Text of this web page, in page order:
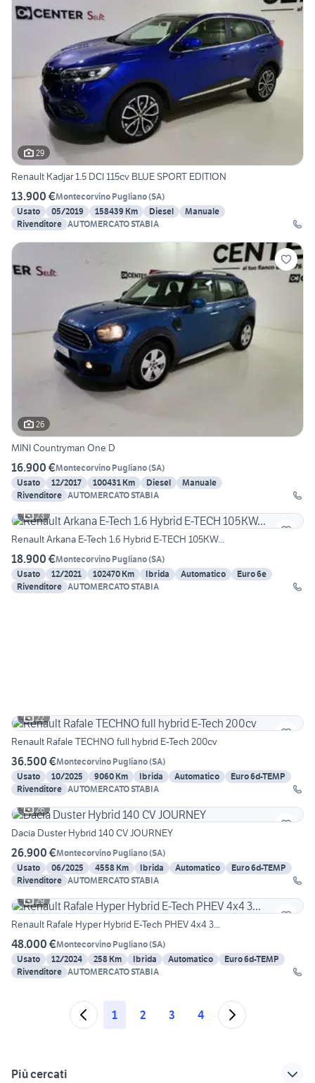
29
Renault Kadjar 1.5 DCI 115cv BLUE SPORT EDITION
13.900 €Montecorvino Pugliano(SA)
Usato
05/2019 158439 Km Diesel
Manuale
Rivenditore AUTOMERCATO STABIA
26
MINI Countryman One D
16.900 €Montecorvino Pugliano(SA)
Usato
12/2017 100431 Km Diesel
Manuale
Rivenditore AUTOMERCATO STABIA
23
Renault Arkana E-Tech 1.6 Hybrid E-TECH 105KW...
18.900 €Montecorvino Pugliano(SA)
Usato
12/2021 102470 Km Ibrida Automatico
Euro 6e
Rivenditore AUTOMERCATO STABIA
22
Renault Rafale TECHNO full hybrid E-Tech 200cv
36.500 €Montecorvino Pugliano(SA)
Usato
10/2025 9060 Km Ibrida Automatico
Euro 6d-TEMP
Rivenditore AUTOMERCATO STABIA
26
Dacia Duster Hybrid 140 CV JOURNEY
26.900 €Montecorvino Pugliano(SA)
Usato
06/2025 4558 Km Ibrida Automatico
Euro 6d-TEMP
Rivenditore AUTOMERCATO STABIA
29
Renault Rafale Hyper Hybrid E-Tech PHEV 4x4 3...
48.000 €Montecorvino Pugliano(SA)
Usato
12/2024 258 Km Ibrida Automatico
Euro 6d-TEMP
Rivenditore AUTOMERCATO STABIA
1 2 3 4
Più cercati